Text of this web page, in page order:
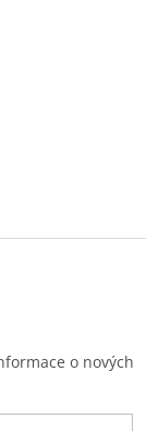
o nových